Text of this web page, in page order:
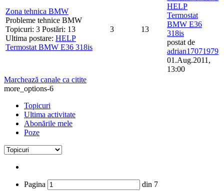
Zona tehnica BMW
Probleme tehnice BMW
Topicuri: 3 Postări: 13
Ultima postare: HELP
Termostat BMW E36 318is
3 13
HELP
Termostat
BMW E36
318is
postat de
adrian17071979
01.Aug.2011,
13:00
Marchează canale ca citite
more_options-6
Topicuri
Ultima activitate
Abonările mele
Poze
Pagina din 7